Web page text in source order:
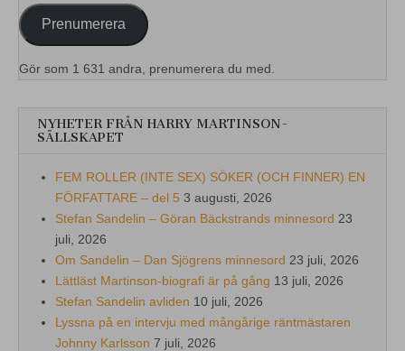
Prenumerera
Gör som 1 631 andra, prenumerera du med.
NYHETER FRÅN HARRY MARTINSON-
SÄLLSKAPET
FEM ROLLER (INTE SEX) SÖKER (OCH FINNER) EN
FÖRFATTARE – del 5 3 augusti, 2026
Stefan Sandelin – Göran Bäckstrands minnesord 23
juli, 2026
Om Sandelin – Dan Sjögrens minnesord 23 juli, 2026
Lättläst Martinson-biografi är på gång 13 juli, 2026
Stefan Sandelin avliden 10 juli, 2026
Lyssna på en intervju med mångårige räntmästaren
Johnny Karlsson 7 juli, 2026